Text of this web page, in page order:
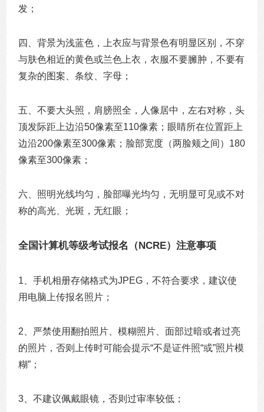
发；
四、背景为浅蓝色，上衣应与背景色有明显区别，不穿
与肤色相近的黄色或兰色上衣，衣服不要臃肿，不要有
复杂的图案、条纹、字母；
五、不要大头照，肩膀照全，人像居中，左右对称，头
顶发际距上边沿50像素至110像素；眼睛所在位置距上
边沿200像素至300像素；脸部宽度（两脸颊之间） 180
像素至300像素；
六、照明光线均匀，脸部曝光均匀，无明显可见或不对
称的高光、光斑，无红眼；
全国计算机等级考试报名（NCRE）注意事项
1、手机相册存储格式为JPEG，不符合要求，建议使
用电脑上传报名照片；
2、严禁使用翻拍照片、模糊照片、面部过暗或者过亮
的照片，否则上传时可能会提示“不是证件照“或”照片模
糊”；
3、不建议佩戴眼镜，否则过审率较低；